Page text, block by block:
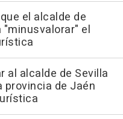
el alcalde de
"minusvalorar" el
al alcalde de Sevilla
provincia de Jaén